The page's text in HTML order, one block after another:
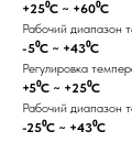
+25⁰C ~ +60⁰C
Рабочий диапазон
-5⁰C ~ +43⁰C
Регулировка
+5⁰C ~ +25⁰C
Рабочий диапазон
-25⁰C ~ +43⁰C